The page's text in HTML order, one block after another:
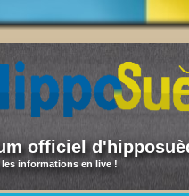
officiel
les informations en live !